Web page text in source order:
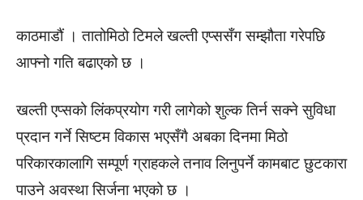
काठमाडौं । तातोमिठो टिमले खल्ती एप्ससँग सम्झौता गरेपछि
आफ्नो गति बढाएको छ ।
खल्ती एप्सको लिंकप्रयोग गरी लागेको शुल्क तिर्न सक्ने सुविधा
प्रदान गर्ने सिष्टम विकास भएसँगै अबका दिनमा मिठो
परिकारकालागि सम्पूर्ण ग्राहकले तनाव लिनुपर्ने कामबाट छुटकारा
पाउने अवस्था सिर्जना भएको छ ।